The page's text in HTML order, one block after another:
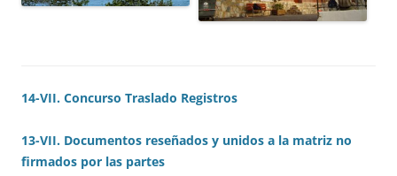
14-VII. Concurso Traslado Registros
13-VII. Documentos reseñados y unidos a la matriz no
firmados por las partes